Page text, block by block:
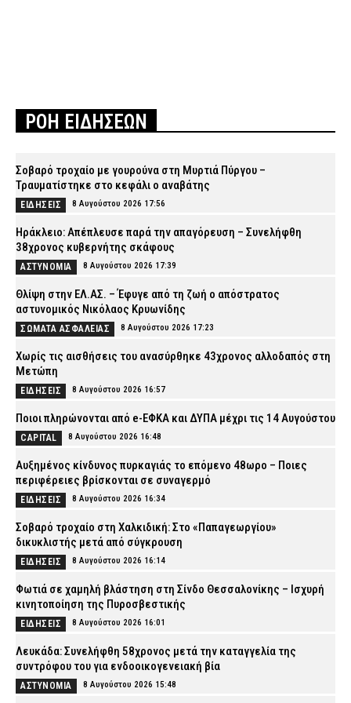
ΡΟΗ ΕΙΔΗΣΕΩΝ
Σοβαρό τροχαίο με γουρούνα στη Μυρτιά Πύργου –
Τραυματίστηκε στο κεφάλι ο αναβάτης
ΕΙΔΗΣΕΙΣ 8 Αυγούστου 2026 17:56
Ηράκλειο: Απέπλευσε παρά την απαγόρευση – Συνελήφθη
38χρονος κυβερνήτης σκάφους
ΑΣΤΥΝΟΜΙΑ 8 Αυγούστου 2026 17:39
Θλίψη στην ΕΛ.ΑΣ. – Έφυγε από τη ζωή ο απόστρατος
αστυνομικός Νικόλαος Κρυωνίδης
ΣΩΜΑΤΑ ΑΣΦΑΛΕΙΑΣ 8 Αυγούστου 2026 17:23
Χωρίς τις αισθήσεις του ανασύρθηκε 43χρονος αλλοδαπός στη
Μετώπη
ΕΙΔΗΣΕΙΣ 8 Αυγούστου 2026 16:57
Ποιοι πληρώνονται από e-ΕΦΚΑ και ΔΥΠΑ μέχρι τις 14 Αυγούστου
CAPITAL 8 Αυγούστου 2026 16:48
Αυξημένος κίνδυνος πυρκαγιάς το επόμενο 48ωρο – Ποιες
περιφέρειες βρίσκονται σε συναγερμό
ΕΙΔΗΣΕΙΣ 8 Αυγούστου 2026 16:34
Σοβαρό τροχαίο στη Χαλκιδική: Στο «Παπαγεωργίου»
δικυκλιστής μετά από σύγκρουση
ΕΙΔΗΣΕΙΣ 8 Αυγούστου 2026 16:14
Φωτιά σε χαμηλή βλάστηση στη Σίνδο Θεσσαλονίκης – Ισχυρή
κινητοποίηση της Πυροσβεστικής
ΕΙΔΗΣΕΙΣ 8 Αυγούστου 2026 16:01
Λευκάδα: Συνελήφθη 58χρονος μετά την καταγγελία της
συντρόφου του για ενδοοικογενειακή βία
ΑΣΤΥΝΟΜΙΑ 8 Αυγούστου 2026 15:48